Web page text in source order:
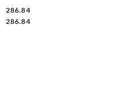
Cena:
286.84
Cena:
286.84